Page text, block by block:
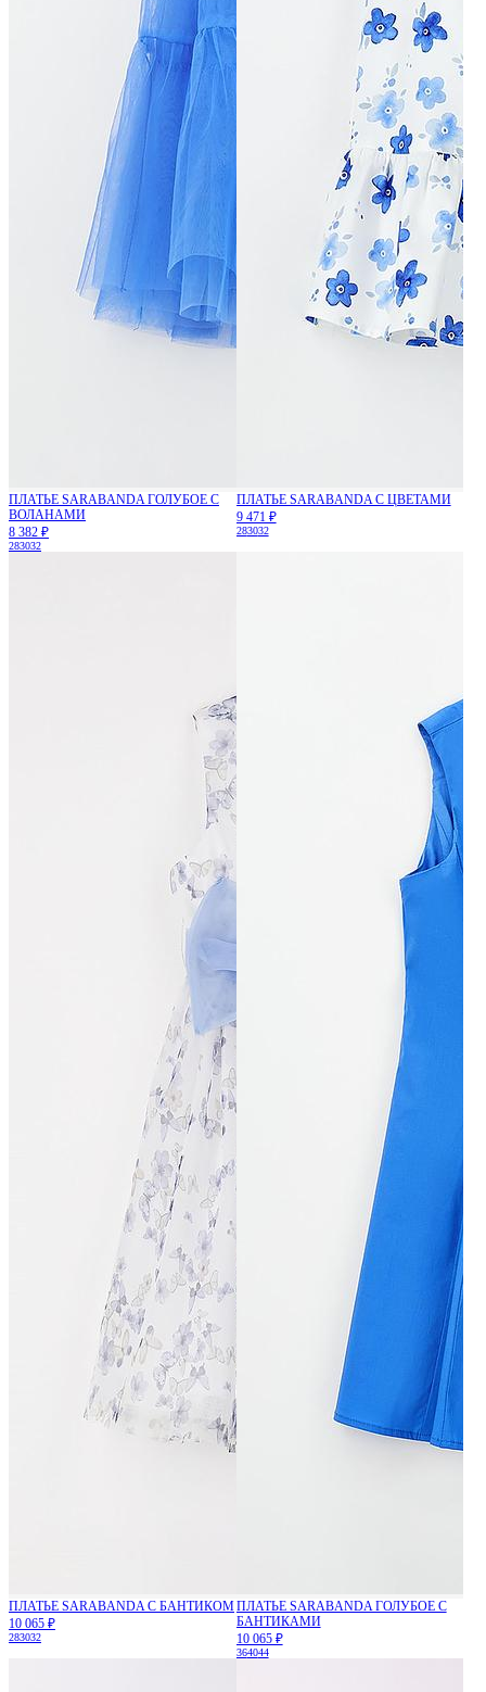
ПЛАТЬЕ SARABANDA ГОЛУБОЕ С
ВОЛАНАМИ
8 382 ₽
283032
ПЛАТЬЕ SARABANDA С ЦВЕТАМИ
9 471 ₽
283032
ПЛАТЬЕ SARABANDA С БАНТИКОМ
10 065 ₽
283032
ПЛАТЬЕ SARABANDA ГОЛУБОЕ С
БАНТИКАМИ
10 065 ₽
364044